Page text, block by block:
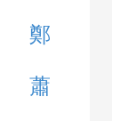
鄭
蕭